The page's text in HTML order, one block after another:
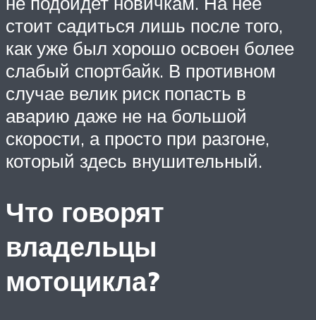
стоит садиться лишь после того,
как уже был хорошо освоен более
слабый спортбайк. В противном
случае велик риск попасть в
аварию даже не на большой
скорости, а просто при разгоне,
который здесь внушительный.
Что говорят
владельцы
мотоцикла?